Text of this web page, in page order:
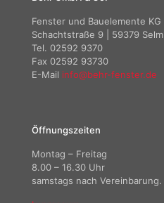
Fenster und Bauelemente KG
Schachtstraße 9 | 59379 Selm
Tel. 02592 9370
Fax 02592 93730
E-Mail info@behr-fenster.de
Öffnungszeiten
Montag – Freitag
8.00 – 16.30 Uhr
samstags nach Vereinbarung.